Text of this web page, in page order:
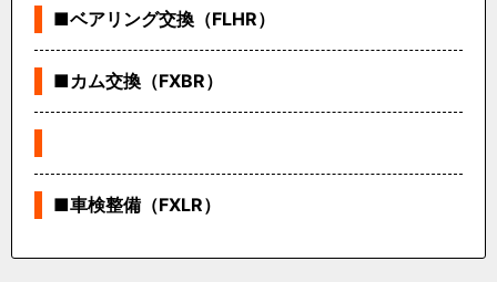
■ベアリング交換（FLHR）
■カム交換（FXBR）
■車検整備（FXLR）